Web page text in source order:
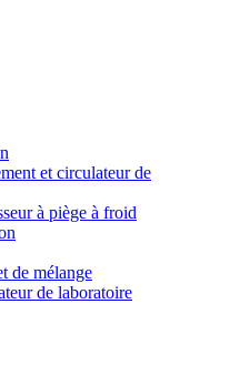
et circulateur de
à piège à froid
de mélange
de laboratoire